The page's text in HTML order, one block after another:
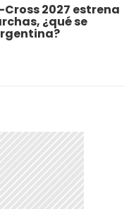
2027 estrena
¿qué se